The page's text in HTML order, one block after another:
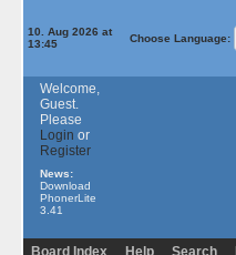
10. Aug 2026 at
13:45
Choose Language:
Welcome,
Guest.
Please
Login or
Register
News:
Download
PhonerLite
3.41
Board Index Help Search